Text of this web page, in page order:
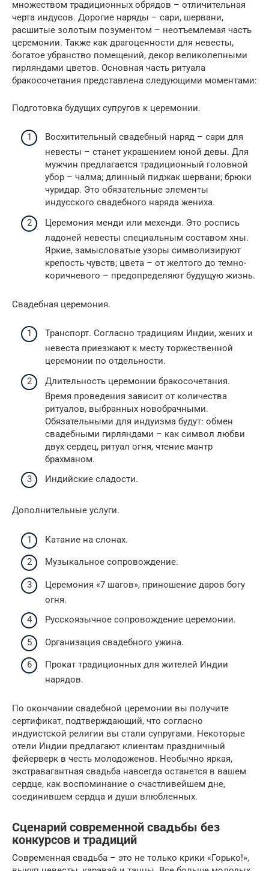
множеством традиционных обрядов – отличительная
черта индусов. Дорогие наряды – сари, шервани,
расшитые золотым позументом – неотъемлемая часть
церемонии. Также как драгоценности для невесты,
богатое убранство помещений, декор великолепными
гирляндами цветов. Основная часть ритуала
бракосочетания представлена следующими моментами:
Подготовка будущих супругов к церемонии.
Восхитительный свадебный наряд – сари для
невесты – станет украшением юной девы. Для
мужчин предлагается традиционный головной
убор – чалма; длинный пиджак шервани; брюки
чуридар. Это обязательные элементы
индусского свадебного наряда жениха.
Церемония менди или мехенди. Это роспись
ладоней невесты специальным составом хны.
Яркие, замысловатые узоры символизируют
крепость чувств; цвета – от желтого до темно-
коричневого – предопределяют будущую жизнь.
Свадебная церемония.
Транспорт. Согласно традициям Индии, жених и
невеста приезжают к месту торжественной
церемонии по отдельности.
Длительность церемонии бракосочетания.
Время проведения зависит от количества
ритуалов, выбранных новобрачными.
Обязательными для индуизма будут: обмен
свадебными гирляндами – как символ любви
двух сердец, ритуал огня, чтение мантр
брахманом.
Индийские сладости.
Дополнительные услуги.
Катание на слонах.
Музыкальное сопровождение.
Церемония «7 шагов», приношение даров богу
огня.
Русскоязычное сопровождение церемонии.
Организация свадебного ужина.
Прокат традиционных для жителей Индии
нарядов.
По окончании свадебной церемонии вы получите
сертификат, подтверждающий, что согласно
индуистской религии вы стали супругами. Некоторые
отели Индии предлагают клиентам праздничный
фейерверк в честь молодоженов. Необычно яркая,
экстравагантная свадьба навсегда останется в вашем
сердце, как воспоминание о счастливейшем дне,
соединившем сердца и души влюбленных.
Сценарий современной свадьбы без
конкурсов и традиций
Современная свадьба – это не только крики «Горько!»,